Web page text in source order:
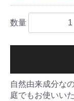
数量
自然由来成分な
庭でもお使いい